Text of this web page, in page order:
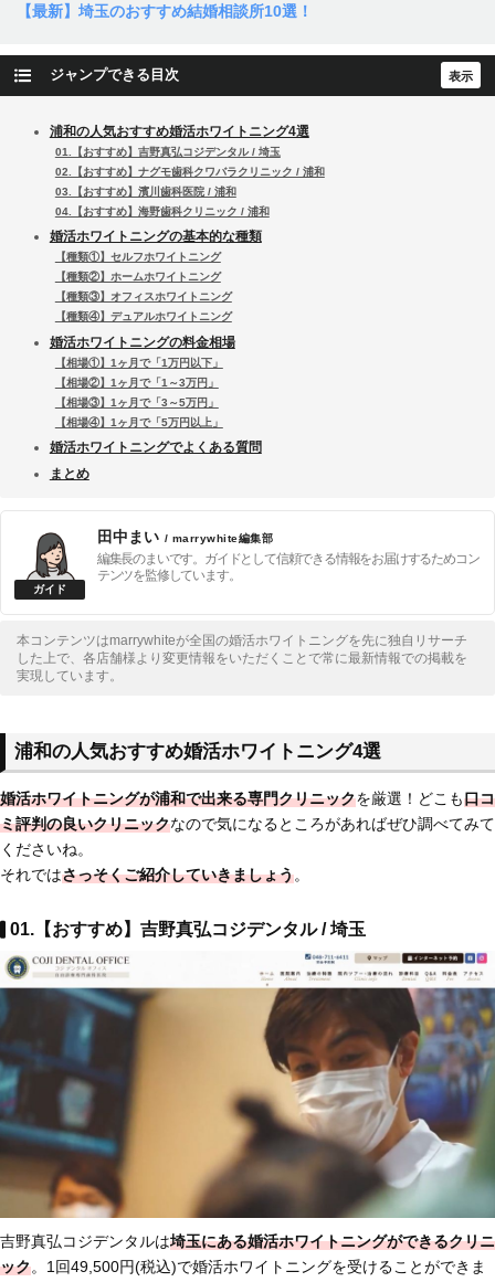
【最新】埼玉のおすすめ結婚相談所10選！
ジャンプできる目次
浦和の人気おすすめ婚活ホワイトニング4選
01.【おすすめ】吉野真弘コジデンタル / 埼玉
02.【おすすめ】ナグモ歯科クワバラクリニック / 浦和
03.【おすすめ】濱川歯科医院 / 浦和
04.【おすすめ】海野歯科クリニック / 浦和
婚活ホワイトニングの基本的な種類
【種類①】セルフホワイトニング
【種類②】ホームホワイトニング
【種類③】オフィスホワイトニング
【種類④】デュアルホワイトニング
婚活ホワイトニングの料金相場
【相場①】1ヶ月で「1万円以下」
【相場②】1ヶ月で「1～3万円」
【相場③】1ヶ月で「3～5万円」
【相場④】1ヶ月で「5万円以上」
婚活ホワイトニングでよくある質問
まとめ
田中まい / marrywhite編集部
編集長のまいです。ガイドとして信頼できる情報をお届けするためコン
テンツを監修しています。
本コンテンツはmarrywhiteが全国の婚活ホワイトニングを先に独自リサーチ
した上で、各店舗様より変更情報をいただくことで常に最新情報での掲載を
実現しています。
浦和の人気おすすめ婚活ホワイトニング4選
婚活ホワイトニングが浦和で出来る専門クリニックを厳選！どこも口コ
ミ評判の良いクリニックなので気になるところがあればぜひ調べてみて
くださいね。
それではさっそくご紹介していきましょう。
01.【おすすめ】吉野真弘コジデンタル / 埼玉
吉野真弘コジデンタルは埼玉にある婚活ホワイトニングができるクリニ
ック。1回49,500円(税込)で婚活ホワイトニングを受けることができま